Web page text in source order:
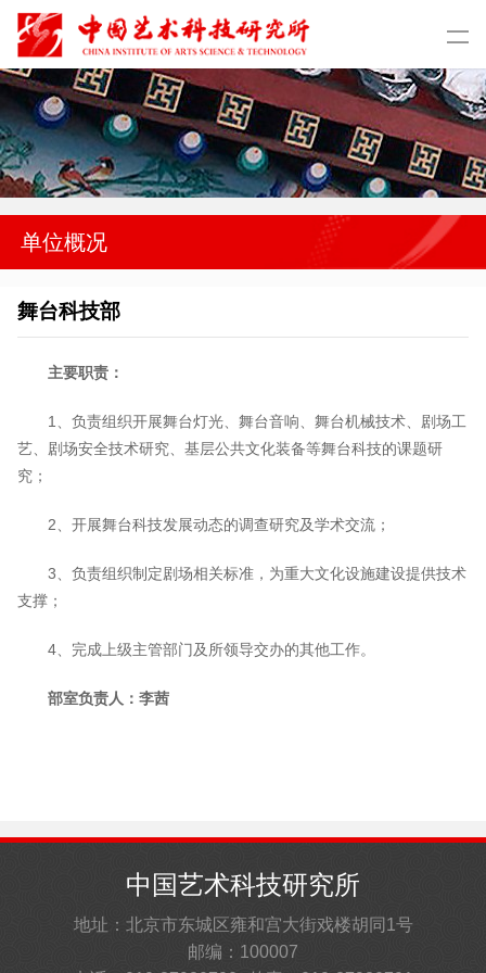
单位概况
舞台科技部
主要职责：
1、负责组织开展舞台灯光、舞台音响、舞台机械技术、剧场工
艺、剧场安全技术研究、基层公共文化装备等舞台科技的课题研
究；
2、开展舞台科技发展动态的调查研究及学术交流；
3、负责组织制定剧场相关标准，为重大文化设施建设提供技术
支撑；
4、完成上级主管部门及所领导交办的其他工作。
部室负责人：李茜
中国艺术科技研究所
地址：北京市东城区雍和宫大街戏楼胡同1号
邮编：100007